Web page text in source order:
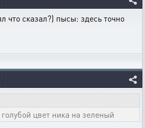
что сказал?) пысы: здесь точно
цвет ника на зеленый